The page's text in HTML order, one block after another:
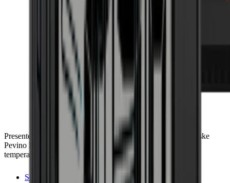
Presenter flaskene dine i denne førsteklasses vinskap fra danske
Pevino Noble, der du kan oppbevare opptil 39 flasker i to
temperatursoner.
Se produktdetaljer